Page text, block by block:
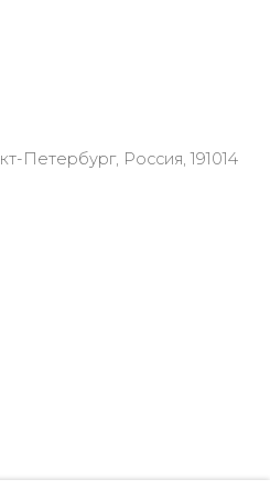
Петербург, Россия, 191014